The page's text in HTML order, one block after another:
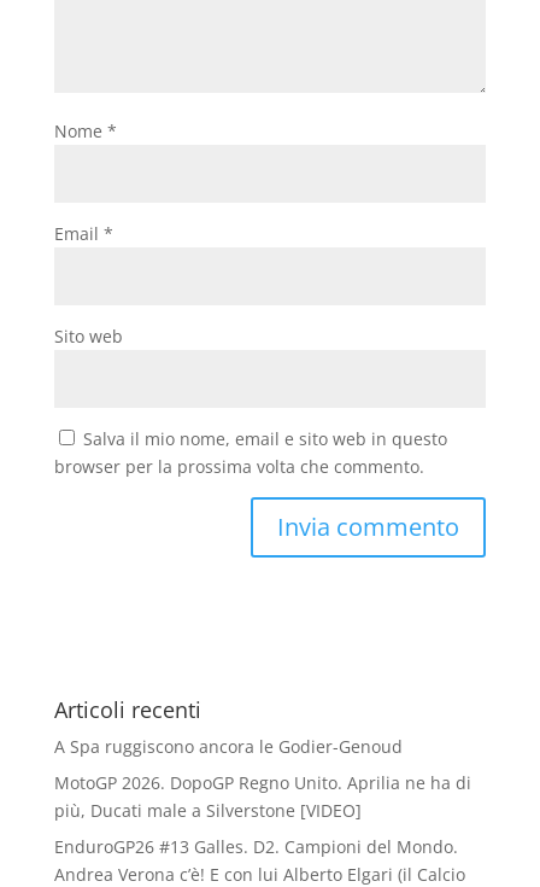
Nome *
Email *
Sito web
Salva il mio nome, email e sito web in questo
browser per la prossima volta che commento.
Articoli recenti
A Spa ruggiscono ancora le Godier-Genoud
MotoGP 2026. DopoGP Regno Unito. Aprilia ne ha di
più, Ducati male a Silverstone [VIDEO]
EnduroGP26 #13 Galles. D2. Campioni del Mondo.
Andrea Verona c’è! E con lui Alberto Elgari (il Calcio